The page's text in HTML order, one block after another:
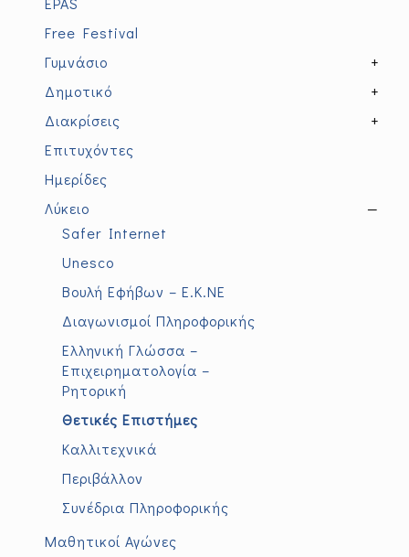
Free Festival
+
Γυμνάσιο
+
Δημοτικό
+
Διακρίσεις
Επιτυχόντες
Ημερίδες
—
Λύκειο
Safer Internet
Unesco
Βουλή Εφήβων – Ε.Κ.ΝΕ
Διαγωνισμοί Πληροφορικής
Ελληνική Γλώσσα –
Επιχειρηματολογία –
Ρητορική
Θετικές Επιστήμες
Καλλιτεχνικά
Περιβάλλον
Συνέδρια Πληροφορικής
Μαθητικοί Αγώνες